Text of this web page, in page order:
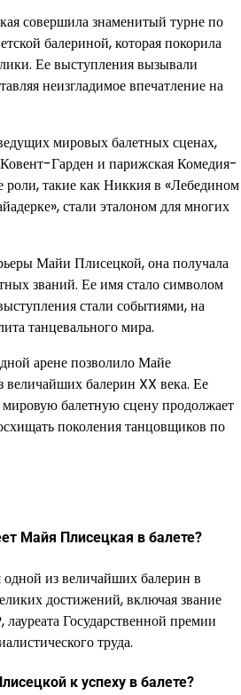
совершила знаменитый турне по
балериной, которая покорила
Ее выступления вызывали
неизгладимое впечатление на
мировых балетных сценах,
Гарден и парижская Комедия-
роли, такие как Никкия в «Лебедином
стали эталоном для многих
Майи Плисецкой, она получала
званий. Ее имя стало символом
стали событиями, на
танцевального мира.
арене позволило Майе
величайших балерин XX века. Ее
балетную сцену продолжает
поколения танцовщиков по
Майя Плисецкая в балете?
из величайших балерин в
достижений, включая звание
Государственной премии
труда.
к успеху в балете?